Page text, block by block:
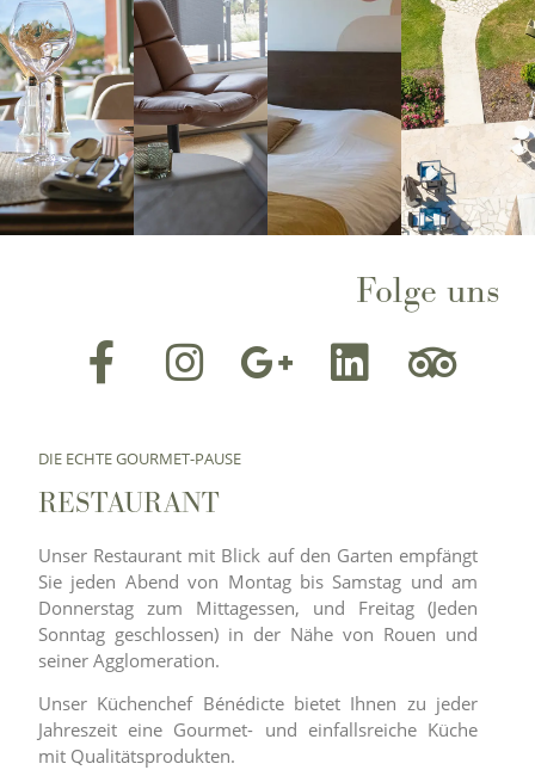
Folge uns
DIE ECHTE GOURMET-PAUSE
RESTAURANT
Unser Restaurant mit Blick auf den Garten empfängt
Sie jeden Abend von Montag bis Samstag und am
Donnerstag zum Mittagessen, und Freitag (Jeden
Sonntag geschlossen) in der Nähe von Rouen und
seiner Agglomeration.
Unser Küchenchef Bénédicte bietet Ihnen zu jeder
Jahreszeit eine Gourmet- und einfallsreiche Küche
mit Qualitätsprodukten.